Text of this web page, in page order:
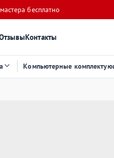
бесплатно
Контакты
Компьютерные